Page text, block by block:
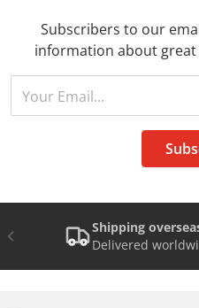
Subscribers to our
information about
Shipping
Delivered